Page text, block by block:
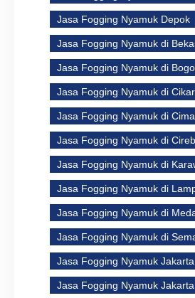
Jasa Fogging Nyamuk Depok
Jasa Fogging Nyamuk di
Jasa Fogging Nyamuk di
Jasa Fogging Nyamuk di
Jasa Fogging Nyamuk di
Jasa Fogging Nyamuk di
Jasa Fogging Nyamuk di
Jasa Fogging Nyamuk di
Jasa Fogging Nyamuk di
Jasa Fogging Nyamuk di
Jasa Fogging Nyamuk Jakarta
Jasa Fogging Nyamuk